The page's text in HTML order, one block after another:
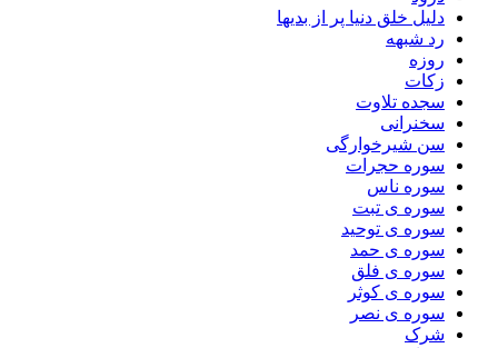
دلیل خلق دنیا پر از بدیها
رد شبهه
روزه
زکات
سجده تلاوت
سخنرانی
سن شیرخوارگی
سوره حجرات
سوره ناس
سوره ی تبت
سوره ی توحید
سوره ی حمد
سوره ی فلق
سوره ی کوثر
سوره ی نصر
شرک